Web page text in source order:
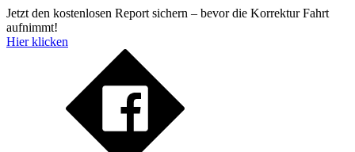
Jetzt den kostenlosen Report sichern – bevor die Korrektur Fahrt
aufnimmt!
Hier klicken